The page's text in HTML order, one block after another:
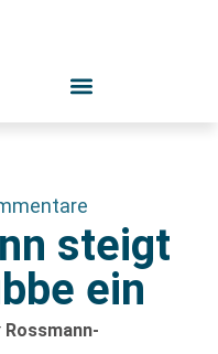
steigt
ein
Rossmann-